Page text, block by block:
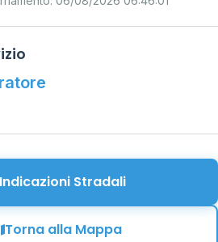
Stradali
Torna alla Mappa